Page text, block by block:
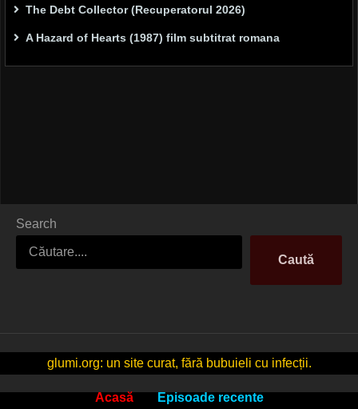
The Debt Collector (Recuperatorul 2026)
A Hazard of Hearts (1987) film subtitrat romana
Search
Caută
glumi.org: un site curat, fără bubuieli cu infecții.
Acasă Episoade recente